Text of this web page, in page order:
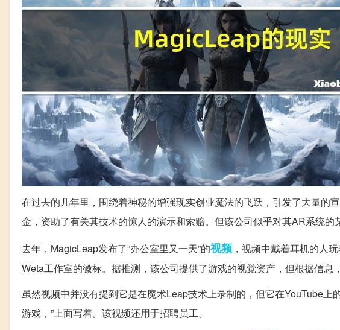
在过去的几年里，围绕着神秘的增强现实创业魔法的飞跃，引发了大量的
金，资助了有关其技术的惊人的演示和索赔。但该公司似乎对其AR系统的
去年，MagicLeap发布了“办公室里又一天”的视频 ，视频中戴着耳机的人
Weta工作室的徽标。据推测，该公司提供了游戏的视觉资产，但根据信息
虽然视频中并没有提到它是在魔术Leap技术上录制的，但它在YouTube上
游戏，”上面写着。该视频还用于招聘员工。